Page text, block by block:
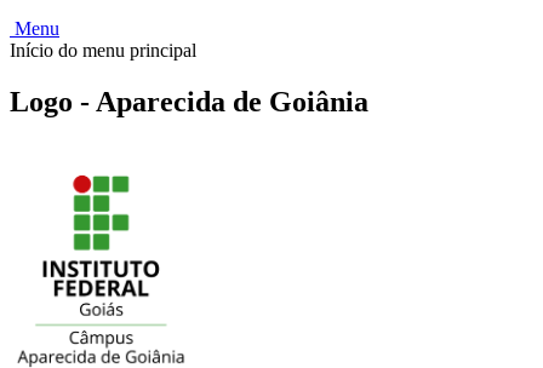
Menu
Início do menu principal
Logo - Aparecida de Goiânia